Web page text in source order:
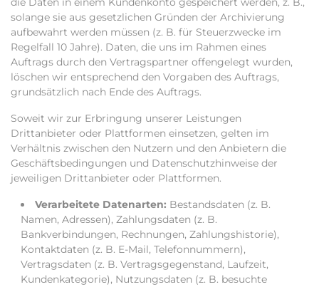
solange sie aus gesetzlichen Gründen der Archivierung
aufbewahrt werden müssen (z. B. für Steuerzwecke im
Regelfall 10 Jahre). Daten, die uns im Rahmen eines
Auftrags durch den Vertragspartner offengelegt wurden,
löschen wir entsprechend den Vorgaben des Auftrags,
grundsätzlich nach Ende des Auftrags.
Soweit wir zur Erbringung unserer Leistungen
Drittanbieter oder Plattformen einsetzen, gelten im
Verhältnis zwischen den Nutzern und den Anbietern die
Geschäftsbedingungen und Datenschutzhinweise der
jeweiligen Drittanbieter oder Plattformen.
Verarbeitete Datenarten: Bestandsdaten (z. B.
Namen, Adressen), Zahlungsdaten (z. B.
Bankverbindungen, Rechnungen, Zahlungshistorie),
Kontaktdaten (z. B. E-Mail, Telefonnummern),
Vertragsdaten (z. B. Vertragsgegenstand, Laufzeit,
Kundenkategorie), Nutzungsdaten (z. B. besuchte